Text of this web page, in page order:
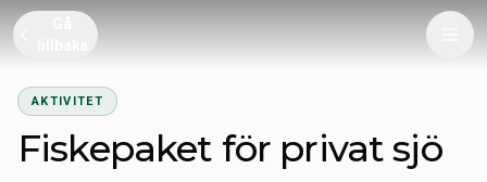
AKTIVITET
Fiskepaket för privat sjö